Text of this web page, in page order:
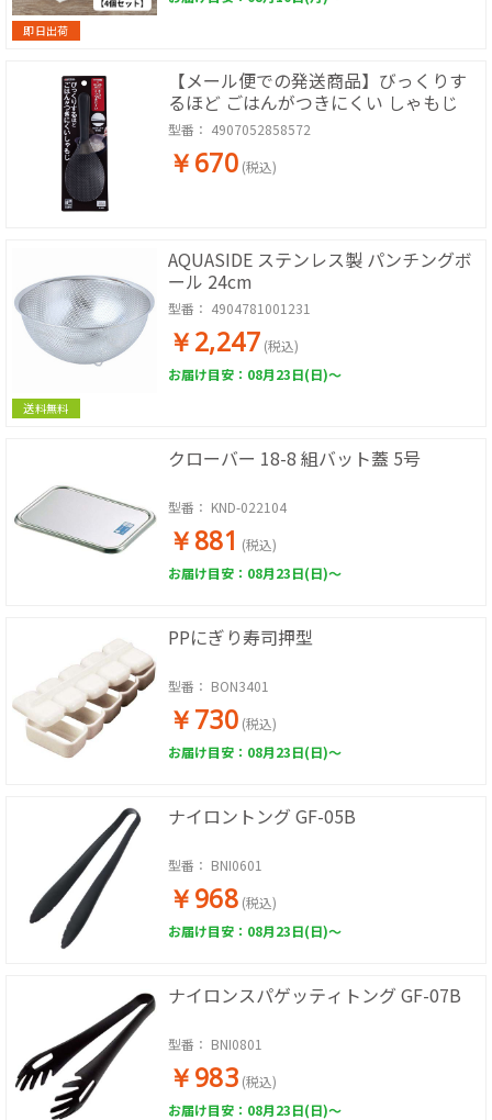
即日出荷
【メール便での発送商品】びっくりす
るほど ごはんがつきにくい しゃもじ
型番： 4907052858572
￥670 (税込)
送料無料
AQUASIDE ステンレス製 パンチングボ
ール 24cm
型番： 4904781001231
￥2,247 (税込)
お届け目安：08月23日(日)～
クローバー 18-8 組バット蓋 5号
型番： KND-022104
￥881 (税込)
お届け目安：08月23日(日)～
PPにぎり寿司押型
型番： BON3401
￥730 (税込)
お届け目安：08月23日(日)～
ナイロントング GF-05B
型番： BNI0601
￥968 (税込)
お届け目安：08月23日(日)～
ナイロンスパゲッティトング GF-07B
型番： BNI0801
￥983 (税込)
お届け目安：08月23日(日)～